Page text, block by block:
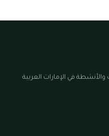
في الإمارات العربية